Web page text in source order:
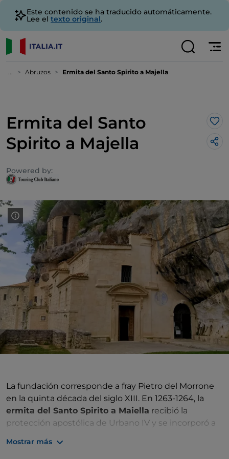
Este contenido se ha traducido automáticamente.
Lee el texto original.
... Abruzos Ermita del Santo Spirito a Majella
Ermita del Santo
Spirito a Majella
Me
Powered by:
La fundación corresponde a fray Pietro del Morrone
en la quinta década del siglo XIII. En 1263-1264, la
ermita del Santo Spirito a Maiella recibió la
protección apostólica de Urbano IV y se incorporó a
Mostrar más